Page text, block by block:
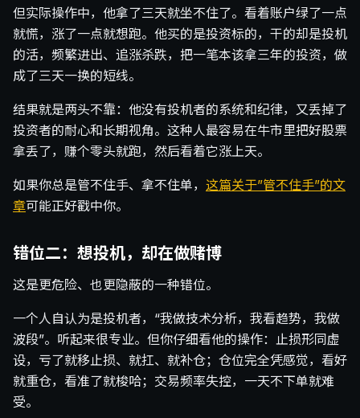
但实际操作中，他拿了三天就坐不住了。看着账户绿了一点
就慌，涨了一点就想跑。他买的是投资标的，干的却是投机
的活，频繁进出、追涨杀跌，把一笔本该拿三年的投资，做
成了三天一换的短线。
结果就是两头不靠：他没有投机者的系统和纪律，又丢掉了
投资者的耐心和长期视角。这种人最容易在牛市里把好股票
拿丢了，赚个零头就跑，然后看着它涨上天。
如果你总是管不住手、拿不住单， 这篇关于”管不住手”的文
章可能正好戳中你。
错位二：想投机，却在做赌博
这是更危险、也更隐蔽的一种错位。
一个人自认为是投机者，“我做技术分析，我看趋势，我做
波段”。听起来很专业。但你仔细看他的操作：止损形同虚
设，亏了就移止损、就扛、就补仓；仓位完全凭感觉，看好
就重仓，看准了就梭哈；交易频率失控，一天不下单就难
受。